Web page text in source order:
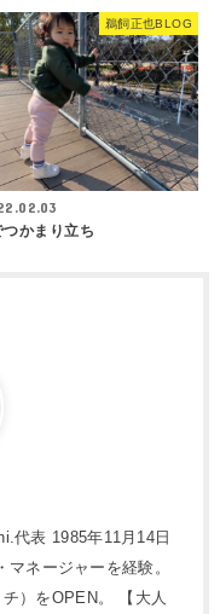
鵜飼正也BLOG
つかまり立ち
表 1985年11月14日
ネージャーを経験。
）をOPEN。 【大人